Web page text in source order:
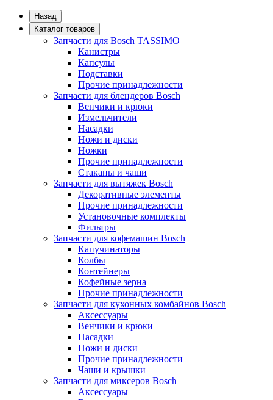
Назад
Каталог товаров
Запчасти для Bosch TASSIMO
Канистры
Капсулы
Подставки
Прочие принадлежности
Запчасти для блендеров Bosch
Венчики и крюки
Измельчители
Насадки
Ножи и диски
Ножки
Прочие принадлежности
Стаканы и чаши
Запчасти для вытяжек Bosch
Декоративные элементы
Прочие принадлежности
Установочные комплекты
Фильтры
Запчасти для кофемашин Bosch
Капучинаторы
Колбы
Контейнеры
Кофейные зерна
Прочие принадлежности
Запчасти для кухонных комбайнов Bosch
Аксессуары
Венчики и крюки
Насадки
Ножи и диски
Прочие принадлежности
Чаши и крышки
Запчасти для миксеров Bosch
Аксессуары